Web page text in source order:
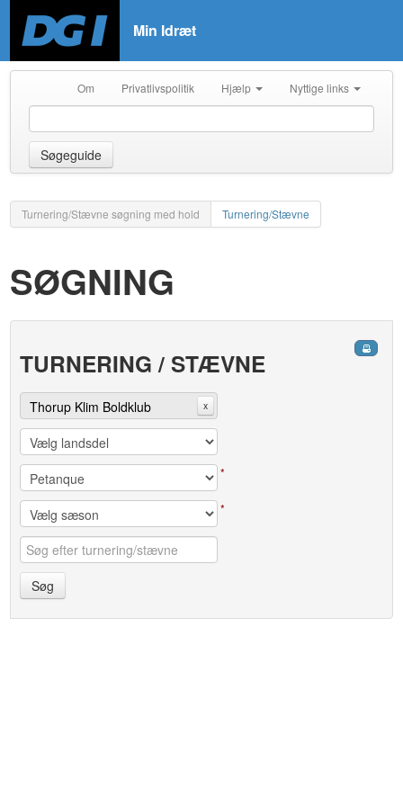
Min Idræt
Om Privatlivspolitik Hjælp Nyttige links
Søgeguide
Turnering/Stævne søgning med hold Turnering/Stævne
SØGNING
TURNERING / STÆVNE
Thorup Klim Boldklub x
*
*